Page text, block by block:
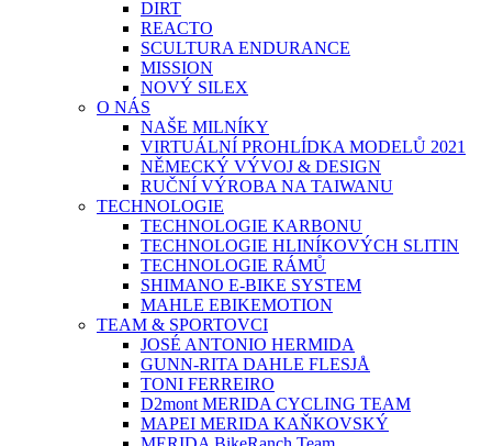
DIRT
REACTO
SCULTURA ENDURANCE
MISSION
NOVÝ SILEX
O NÁS
NAŠE MILNÍKY
VIRTUÁLNÍ PROHLÍDKA MODELŮ 2021
NĚMECKÝ VÝVOJ & DESIGN
RUČNÍ VÝROBA NA TAIWANU
TECHNOLOGIE
TECHNOLOGIE KARBONU
TECHNOLOGIE HLINÍKOVÝCH SLITIN
TECHNOLOGIE RÁMŮ
SHIMANO E-BIKE SYSTEM
MAHLE EBIKEMOTION
TEAM & SPORTOVCI
JOSÉ ANTONIO HERMIDA
GUNN-RITA DAHLE FLESJÅ
TONI FERREIRO
D2mont MERIDA CYCLING TEAM
MAPEI MERIDA KAŇKOVSKÝ